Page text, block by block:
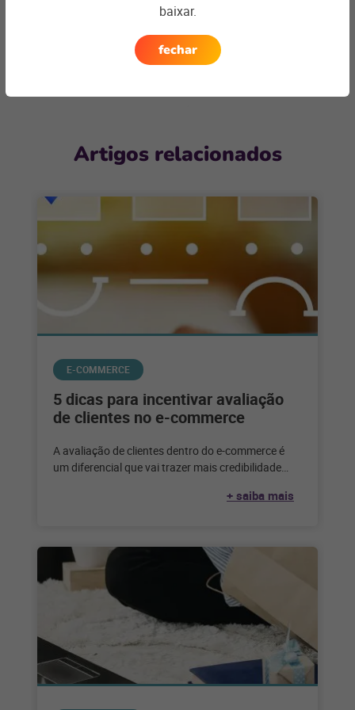
Entre em contato
Artigos relacionados
E-COMMERCE
5 dicas para incentivar avaliação
de clientes no e-commerce
A avaliação de clientes dentro do e-commerce é
um diferencial que vai trazer mais credibilidade
+ saiba mais
baixar.
fechar